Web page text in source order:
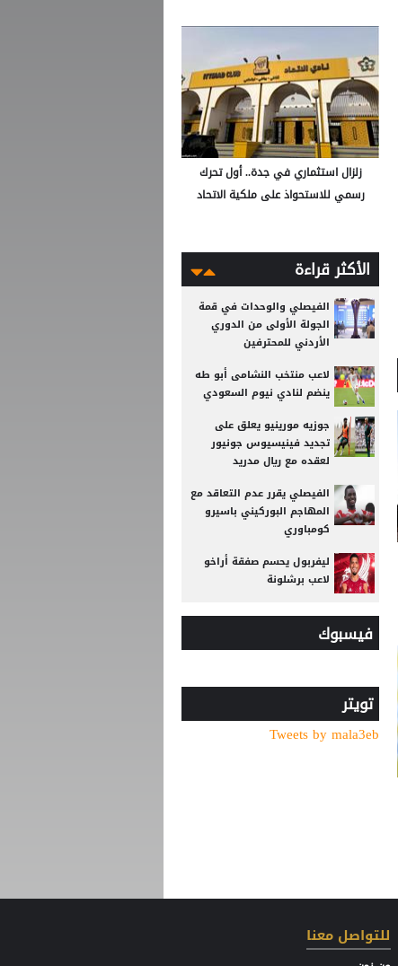
زلزال استثماري في جدة.. أول تحرك
رسمي للاستحواذ على ملكية الاتحاد
الأكثر قراءة
الفيصلي والوحدات في قمة
الجولة الأولى من الدوري
الأردني للمحترفين
لاعب منتخب النشامى أبو طه
ينضم لنادي نيوم السعودي
جوزيه مورينيو يعلق على
تجديد فينيسيوس جونيور
لعقده مع ريال مدريد
الفيصلي يقرر عدم التعاقد مع
المهاجم البوركيني باسيرو
كومباوري
ليفربول يحسم صفقة أراخو
لاعب برشلونة
جديدة بعد مأساة وفاة لاعب
شاب
وفاة والد ليونيل ميسي عن
فيسبوك
تويتر
Tweets by mala3eb
للتواصل معنا